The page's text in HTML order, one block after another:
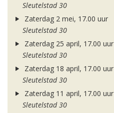
Sleutelstad 30
Zaterdag 2 mei, 17.00 uur
Sleutelstad 30
Zaterdag 25 april, 17.00 uur
Sleutelstad 30
Zaterdag 18 april, 17.00 uur
Sleutelstad 30
Zaterdag 11 april, 17.00 uur
Sleutelstad 30